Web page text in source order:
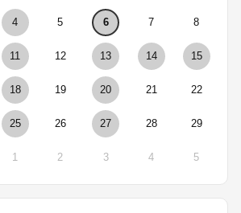
4 5 6 7 8
11 12 13 14 15
18 19 20 21 22
25 26 27 28 29
1 2 3 4 5